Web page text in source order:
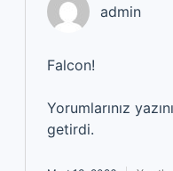
admin
Falcon!
Yorumlarınız
getirdi.